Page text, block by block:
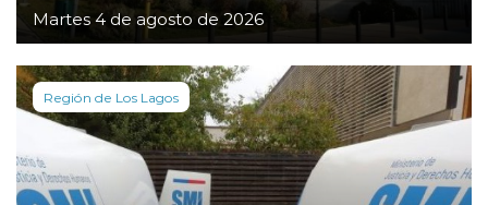
Martes 4 de agosto de 2026
Región de Los Lagos